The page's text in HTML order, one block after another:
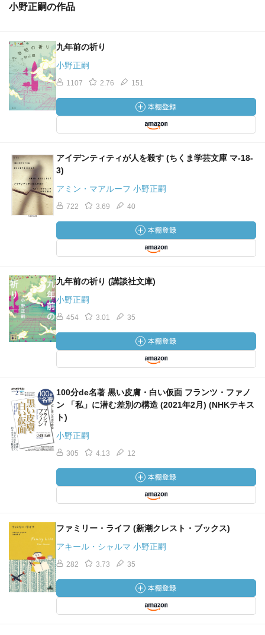
小野正嗣の作品
九年前の祈り
小野正嗣
1107 2.76 151
アイデンティティが人を殺す (ちくま学芸文庫 マ-18-
3)
アミン・マアルーフ 小野正嗣
722 3.69 40
九年前の祈り (講談社文庫)
小野正嗣
454 3.01 35
100分de名著 黒い皮膚・白い仮面 フランツ・ファノ
ン 「私」に潜む差別の構造 (2021年2月) (NHKテキス
ト)
小野正嗣
305 4.13 12
ファミリー・ライフ (新潮クレスト・ブックス)
アキール・シャルマ 小野正嗣
282 3.73 35